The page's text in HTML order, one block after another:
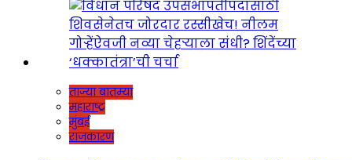
ताज्या बातम्या
महाराष्ट्र
मुंबई
राजकारण